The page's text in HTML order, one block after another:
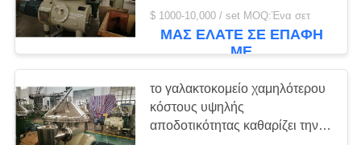
Φυγοκεντρικός
διαχωριστής νερού
πετρελαίου
περιστρεφόμενη ταχύτητα
διαχωριστών ποτών
$ 1000-10,000 / set MOQ:Ένα σετ
ΜΑΣ ΕΛΆΤΕ ΣΕ ΕΠΑΦΉ
ΜΕ
το γαλακτοκομείο χαμηλότερου
κόστους υψηλής
αποδοτικότητας καθαρίζει την